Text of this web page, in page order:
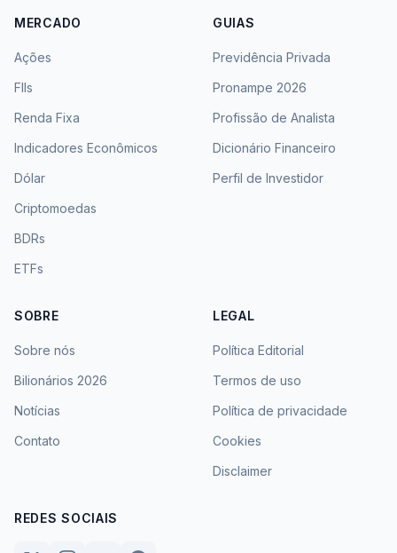
MERCADO
Ações
FIIs
Renda Fixa
Indicadores Econômicos
Dólar
Criptomoedas
BDRs
ETFs
GUIAS
Previdência Privada
Pronampe 2026
Profissão de Analista
Dicionário Financeiro
Perfil de Investidor
SOBRE
Sobre nós
Bilionários 2026
Notícias
Contato
LEGAL
Política Editorial
Termos de uso
Política de privacidade
Cookies
Disclaimer
REDES SOCIAIS